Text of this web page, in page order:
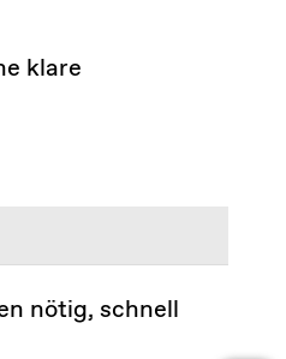
klare
nötig, schnell